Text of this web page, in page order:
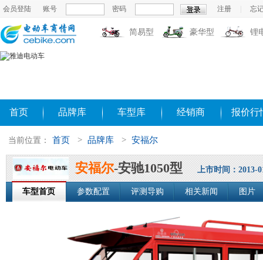
会员登陆 账号 密码 注册 忘
简易型 豪华型 锂
首页 品牌库 车型库 经销商 报价行
当前位置： 首页 > 品牌库 > 安福尔
安福尔-安驰1050型 上市时间：2013-
车型首页 参数配置 评测导购 相关新闻 图片